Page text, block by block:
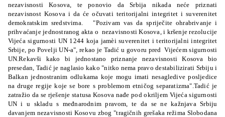
nezavisnosti Kosova, te ponovio da Srbija nikada neće priznati
nezavisnost Kosova i da će očuvati teritorijalni integritet i suverenitet
demokratskim sredstvima."Pozivam vas da spriječite ohrabrivanje i
prihvaćanje jednostranog akta o nezavisnosti Kosova, i kršenje rezolucije
Vijeća sigurnosti UN 1244 koja jamèi suverenitet i teritorijalni integritet
Srbije, po Povelji UN-a", rekao je Tadić u govoru pred Vijećem sigurnosti
UN.Rekavši kako bi jednostano priznanje nezavisnosti Kosova bio
presedan, Tadić je naglasio kako "nitko nema pravo destabilizirati Srbiju i
Balkan jednostranim odlukama koje mogu imati nesagledive posljedice
na druge regije koje se bore s problemom etničog separatizma". Tadić je
zatražio da se rješenje statusa Kosova nađe pod okriljem Vijećasigurnosti
UN i u skladu s međnarodnim pravom, te da se ne kažnjava Srbiju
davanjem nezavisnosti Kosovu zbog "tragičnih grešaka režima Slobodana